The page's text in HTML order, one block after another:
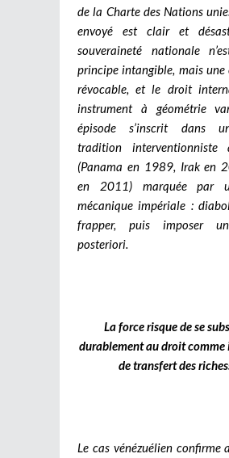
de la Charte des Nations
envoyé est clair et
souveraineté nationale
principe intangible, mais une
révocable, et le droit
instrument à géométrie
épisode s’inscrit dans
tradition interventionniste
(Panama en 1989, Irak en
en 2011) marquée par
mécanique impériale :
frapper, puis imposer
posteriori.
La force risque de se
durablement au droit comme
de transfert des
Le cas vénézuélien confirme